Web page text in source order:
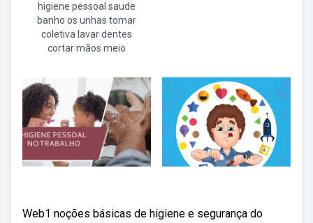
higiene pessoal saude
banho os unhas tomar
coletiva lavar dentes
cortar mãos meio
Web1 noções básicas de higiene e segurança do